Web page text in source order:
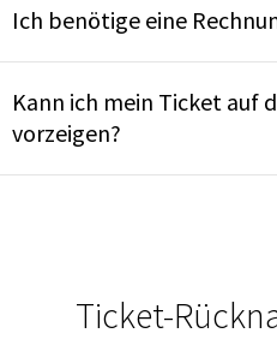
Ich benötige eine
Kann ich mein Ticket auf
vorzeigen?
Ticket-